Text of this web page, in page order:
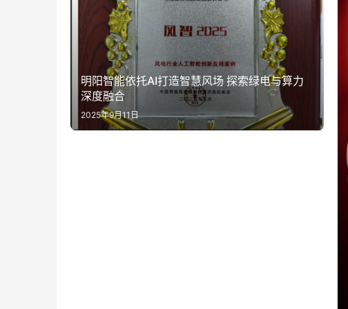
明阳智能依托AI打造智慧风场 探索绿电与算力
深度融合
2025年9月11日